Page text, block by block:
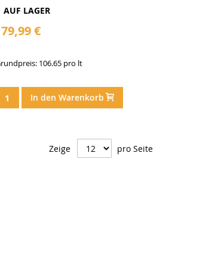
AUF LAGER
79,99 €
106.65 pro lt
In den Warenkorb
Zeige pro Seite